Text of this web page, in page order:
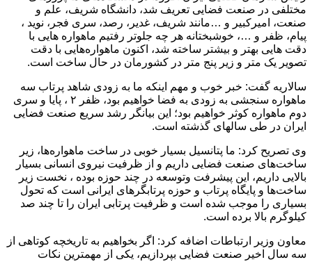
مختلفی در صنعت فضایی تعریف شد، دانشگاه شریف، علم و
صنعت، امیرکبیر و …مانند شریف، غدیر، رصد، سری فجر، نوید ،
پیام، ظفر و …، خوشبختانه هر چه جلوتر رفتیم ماهواره هایی با
دقت هایی بهتر و بیشتر ساخته شد، اکنون ماهواره‌هایی با دقت
تصویر یک متر و زیر پنج متر در کشورمان در حال ساخت است.
‌سالاریه گفت: خبر خوب و مهم اینکه ما به زودی شاهد پرتاب سه
ماهواره سنجشی به زودی به فضا خواهیم بود، ظفر ۲ ، پایا و سری
دوم ماهواره کوثر خواهیم بود؛ این بیانگر رشد سریع صنعت فضایی
ایران در طی سالهای گذشته است.
وی تصریح کرد: ما پتانسیل بسیار خوبی در ساخت ماهواره‌ها، زیر
ساخت‌های صنعت فضایی داریم و از ظرفیت نیروی انسانی بسیار
بالایی داریم، این پیشرفت وتوسعه در چند حوزه بوده ، نخست زیر
ساخت‌ها و پایگاه پرتاب و حوزه پرتابگرهای ایرانی است که تحول
بسیاری را موجب شده است و ظرفیت پرتابی ایران را تا چند صد
کیلوگرم بالا برده است.
معاون وزیر ارتباطات اضافه کرد: اگر بخواهیم به تاریخچه کوتاهی از
سه سال اخیر صنعت فضایی بپردازیم، یکی از مهمترین نکات